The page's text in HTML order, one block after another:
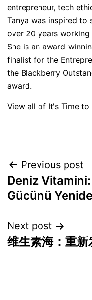
entrepreneur, tech
Tanya was inspired to
over 20 years
She is an award-
finalist for the
the Blackberry
award.
View all of It's Time to
Post
navigation
Previous post
Deniz
Gücünü
Next post
维生素海：重